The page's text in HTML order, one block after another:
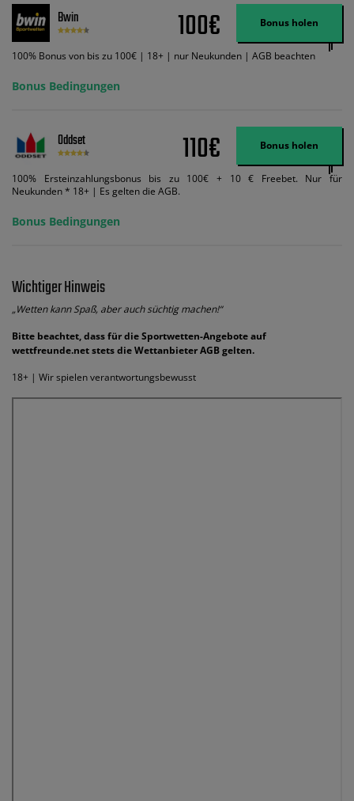
Wett-Credits aus. Es gelten die AGB, Zeitlimits und Ausnahmen. Der Bonus-
Code VIPANGEBOT kann während der Anmeldung benutzt werden, jedoch
ändert dies den Angebotsbetrag in keinster Weise.
Bwin 100€ Bonus holen
100% Bonus von bis zu 100€ | 18+ | nur Neukunden | AGB beachten
Bonus Bedingungen
Oddset 110€ Bonus holen
100% Ersteinzahlungsbonus bis zu 100€ + 10 € Freebet. Nur für
Neukunden * 18+ | Es gelten die AGB.
Bonus Bedingungen
Wichtiger Hinweis
„Wetten kann Spaß, aber auch süchtig machen!“
Bitte beachtet, dass für die Sportwetten-Angebote auf
wettfreunde.net stets die Wettanbieter AGB gelten.
18+ | Wir spielen verantwortungsbewusst